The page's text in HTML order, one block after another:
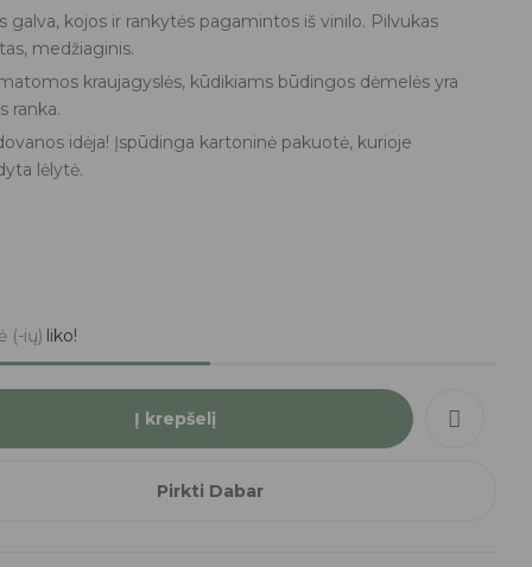
galva, kojos ir rankytės pagamintos iš vinilo. Pilvukas
medžiaginis.
kraujagyslės, kūdikiams būdingos dėmelės yra
ranka.
idėja! Įspūdinga kartoninė pakuotė, kurioje
lėlytė.
(-ių) liko!
Į krepšelį
Pirkti Dabar